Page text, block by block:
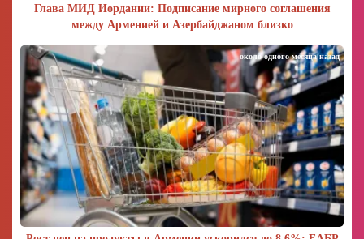
Глава МИД Иордании: Подписание мирного соглашения
между Арменией и Азербайджаном близко
около одного месяца назад